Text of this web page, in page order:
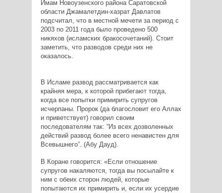
Имам Новоузенского района Саратовской
области Джамалетдин-хазрат Давлатов
подсчитал, что в местной мечети за период с
2003 по 2011 года было проведено 500
никяхов (исламских бракосочетаний). Стоит
заметить, что разводов среди них не
оказалось.
В Исламе развод рассматривается как
крайняя мера, к которой прибегают тогда,
когда все попытки примирить супругов
исчерпаны. Пророк (да благословит его Аллах
и приветствует) говорил своим
последователям так: “Из всех дозволенных
действий развод более всего ненавистен для
Всевышнего”. (Абу Дауд).
В Коране говорится: «Если отношение
супругов накаляются, тогда вы посылайте к
ним с обеих сторон людей, которые
попытаются их примирить и, если их усердие